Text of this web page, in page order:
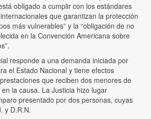
obligado a cumplir con los estándares
que garantizan la protección
más vulnerables” y la “obligación de no
en la Convención Americana sobre
responde a una demanda iniciada por
el Estado Nacional y tiene efectos
que reciben dos menores de
la causa. La Justicia hizo lugar
presentado por dos personas, cuyas
y D.R.N.